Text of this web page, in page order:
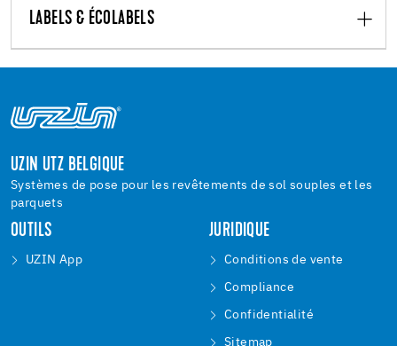
LABELS & ÉCOLABELS
UZIN UTZ BELGIQUE
Systèmes de pose pour les revêtements de sol souples et les
parquets
OUTILS
UZIN App
JURIDIQUE
Conditions de vente
Compliance
Confidentialité
Sitemap